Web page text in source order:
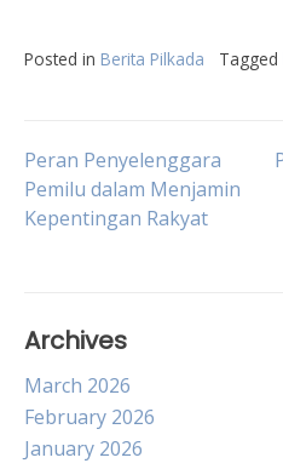
Posted in Berita Pilkada Tagged
Post
navigation
Peran Penyelenggara
Pemilu dalam Menjamin
Kepentingan Rakyat
Archives
March 2026
February 2026
January 2026